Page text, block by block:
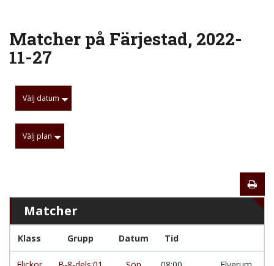
Matcher på Färjestad, 2022-
11-27
Välj datum
Välj plan
Matcher
Klass Grupp Datum Tid